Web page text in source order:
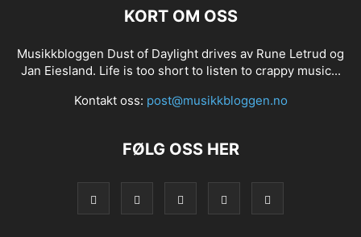
KORT OM OSS
Musikkbloggen Dust of Daylight drives av Rune Letrud og
Jan Eiesland. Life is too short to listen to crappy music...
Kontakt oss: post@musikkbloggen.no
FØLG OSS HER